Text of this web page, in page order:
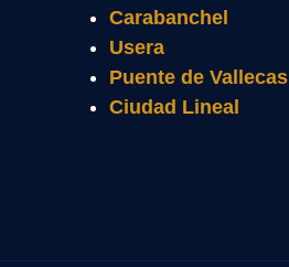
Carabanchel
Usera
Puente de Vallecas
Ciudad Lineal